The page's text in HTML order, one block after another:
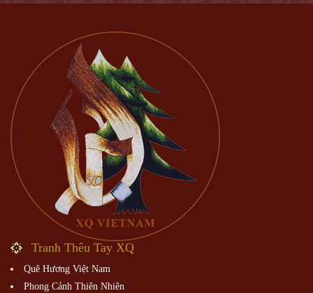
Tranh Thêu Tay XQ
Quê Hương Việt Nam
Phong Cảnh Thiên Nhiên